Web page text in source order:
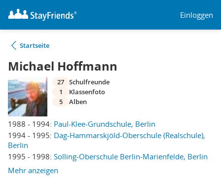
Einloggen
Startseite
Michael Hoffmann
1988 - 1994: Paul-Klee-Grundschule, Berlin
1994 - 1995: Dag-Hammarskjöld-Oberschule (Realschule),
Berlin
1995 - 1998: Solling-Oberschule Berlin-Marienfelde, Berlin
Mehr anzeigen
27 Schulfreunde
1
Klassenfoto
5
Alben